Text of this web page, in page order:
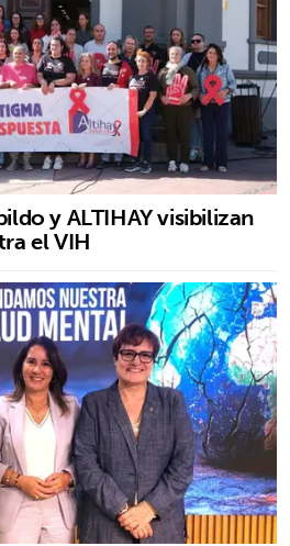
y ALTIHAY visibilizan
el VIH